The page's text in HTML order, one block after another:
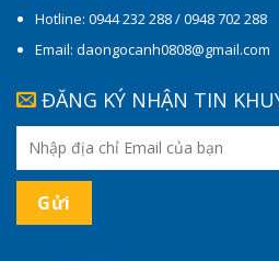
Hotline: 0944 232 288 / 0948 702 288
Email: daongocanh0808@gmail.com
ĐĂNG KÝ NHẬN TIN